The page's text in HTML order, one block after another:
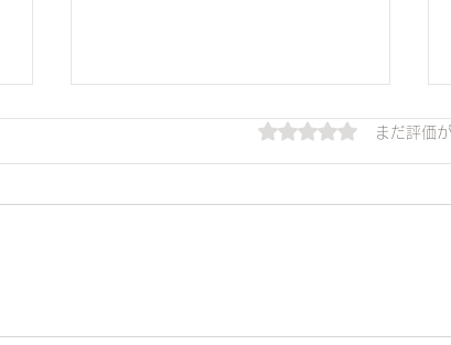
（本社）でのヨガとヨギファ
5つ星のうち0と評価
まだ評価